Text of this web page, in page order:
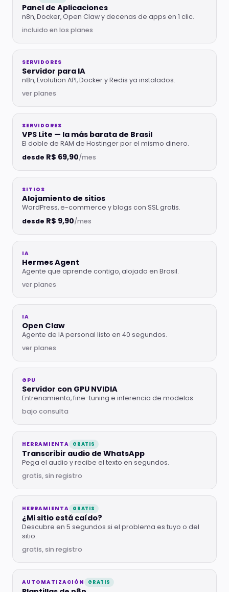
Panel de Aplicaciones
n8n, Docker, Open Claw y decenas de apps en 1 clic.
incluido en los planes
SERVIDORES
Servidor para IA
n8n, Evolution API, Docker y Redis ya instalados.
ver planes
SERVIDORES
VPS Lite — la más barata de Brasil
El doble de RAM de Hostinger por el mismo dinero.
desde R$ 69,90/mes
SITIOS
Alojamiento de sitios
WordPress, e-commerce y blogs con SSL gratis.
desde R$ 9,90/mes
IA
Hermes Agent
Agente que aprende contigo, alojado en Brasil.
ver planes
IA
Open Claw
Agente de IA personal listo en 40 segundos.
ver planes
GPU
Servidor con GPU NVIDIA
Entrenamiento, fine-tuning e inferencia de modelos.
bajo consulta
HERRAMIENTA GRATIS
Transcribir audio de WhatsApp
Pega el audio y recibe el texto en segundos.
gratis, sin registro
HERRAMIENTA GRATIS
¿Mi sitio está caído?
Descubre en 5 segundos si el problema es tuyo o del
sitio.
gratis, sin registro
AUTOMATIZACIÓN GRATIS